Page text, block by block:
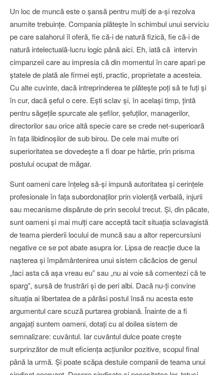
Un loc de muncă este o şansă pentru mulţi de a-şi rezolva
anumite trebuinţe. Compania plăteşte în schimbul unui serviciu
pe care salahorul îl oferă, fie că-i de natură fizică, fie că-i de
natură intelectuală-lucru logic până aici. Eh, iată că intervin
cimpanzeii care au impresia că din momentul în care apari pe
ştatele de plată ale firmei eşti, practic, proprietate a acesteia.
Cu alte cuvinte, dacă intreprinderea te plăteşte poţi să te fuţi şi
în cur, dacă şeful o cere. Eşti sclav şi, în acelaşi timp, ţintă
pentru săgeţile spurcate ale şefilor, şefuţilor, managerilor,
directorilor sau orice altă specie care se crede net-superioară
în faţa libidinoşilor de sub birou. De cele mai multe ori
superioritatea se dovedeşte a fi doar pe hârtie, prin prisma
postului ocupat de măgar.
Sunt oameni care înţeleg să-şi impună autoritatea şi cerinţele
profesionale în faţa subordonaţilor prin violenţă verbală, injurii
sau mecanisme dispărute de prin secolul trecut. Şi, din păcate,
sunt oameni şi mai mulţi care acceptă tacit situaţia sclavagistă
de teama pierderii locului de muncă sau a altor repercursiuni
negative ce se pot abate asupra lor. Lipsa de reacţie duce la
naşterea şi împământenirea unui sistem căcăcios de genul
„faci asta că aşa vreau eu” sau „nu ai voie să comentezi că te
sparg”, sursă de frustrări şi de peri albi. Dacă nu-ţi convine
situaţia ai libertatea de a părăsi postul însă nu acesta este
argumentul care scuză purtarea grobiană. Înainte de a fi
angajaţi suntem oameni, dotaţi cu al doilea sistem de
semnalizare: cuvântul. Iar cuvântul dulce poate creşte
surprinzător de mult eficienţa acţiunilor pozitive, scopul final
până la urmă. Şi poate scăpa destule companii de teama unui